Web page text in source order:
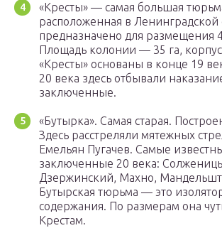
«Кресты» — самая большая
расположенная в
предназначено для размещения
Площадь колонии — 35 га,
«Кресты» основаны в конце 19
20 века здесь отбывали
заключенные.
«Бутырка». Самая старая.
Здесь расстреляли мятежных
Емельян Пугачев. Самые
заключенные 20 века:
Дзержинский, Махно,
Бутырская тюрьма — это
содержания. По размерам она
Крестам.